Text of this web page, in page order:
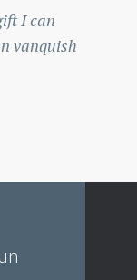
I can
vanquish